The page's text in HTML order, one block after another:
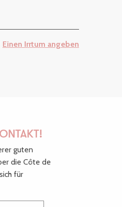
Einen Irrtum angeben
guten
die Côte de
für